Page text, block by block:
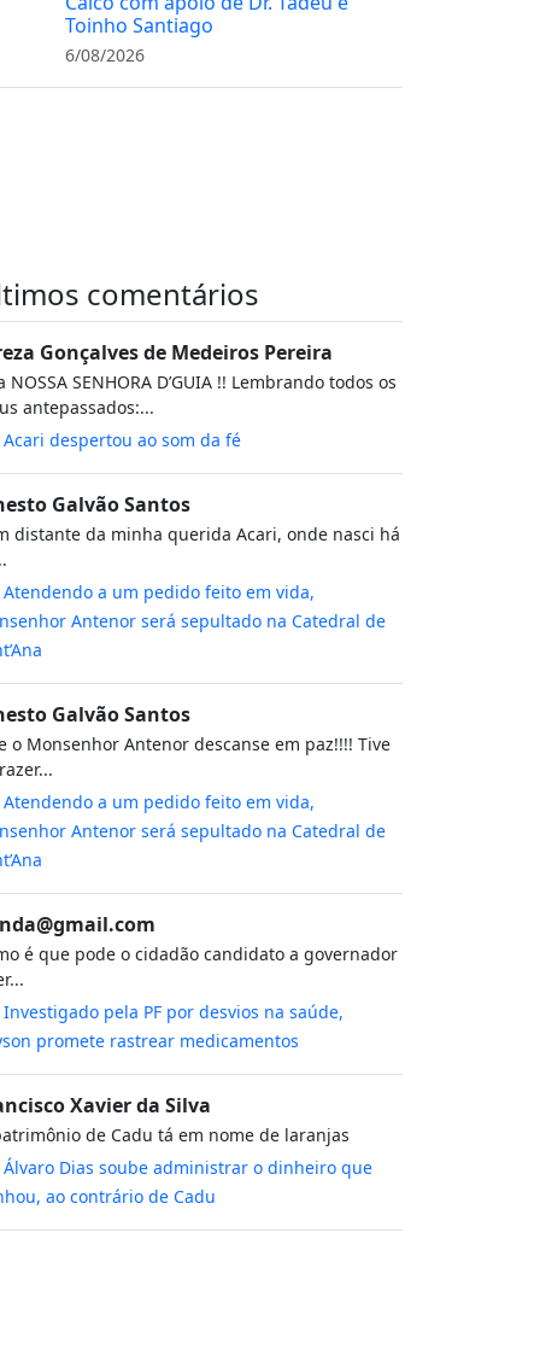
Toinho Santiago
6/08/2026
comentários
Gonçalves de Medeiros Pereira
NOSSA SENHORA D’GUIA !! Lembrando todos os
antepassados:...
Acari despertou ao som da fé
Galvão Santos
distante da minha querida Acari, onde nasci há
Atendendo a um pedido feito em vida,
Antenor será sepultado na Catedral de
Galvão Santos
o Monsenhor Antenor descanse em paz!!!! Tive
Atendendo a um pedido feito em vida,
Antenor será sepultado na Catedral de
é que pode o cidadão candidato a governador
Investigado pela PF por desvios na saúde,
promete rastrear medicamentos
Xavier da Silva
de Cadu tá em nome de laranjas
Álvaro Dias soube administrar o dinheiro que
ao contrário de Cadu